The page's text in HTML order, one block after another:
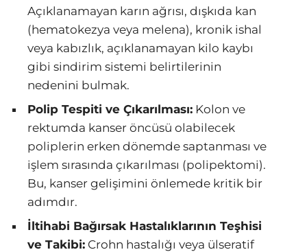
Açıklanamayan karın ağrısı, dışkıda kan
(hematokezya veya melena), kronik ishal
veya kabızlık, açıklanamayan kilo kaybı
gibi sindirim sistemi belirtilerinin
nedenini bulmak.
Polip Tespiti ve Çıkarılması: Kolon ve
rektumda kanser öncüsü olabilecek
poliplerin erken dönemde saptanması ve
işlem sırasında çıkarılması (polipektomi).
Bu, kanser gelişimini önlemede kritik bir
adımdır.
İltihabi Bağırsak Hastalıklarının Teşhisi
ve Takibi: Crohn hastalığı veya ülseratif